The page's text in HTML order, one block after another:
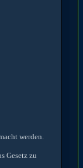
werden.
Gesetz zu